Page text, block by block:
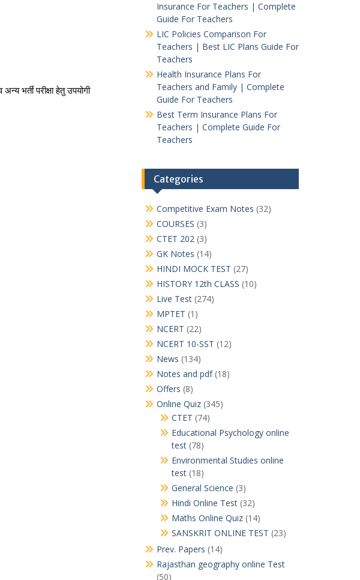
Insurance For Teachers | Complete
Guide For Teachers
LIC Policies Comparison For
Teachers | Best LIC Plans Guide For
Teachers
Health Insurance Plans For
Teachers and Family | Complete
Guide For Teachers
Best Term Insurance Plans For
Teachers | Complete Guide For
Teachers
Categories
Competitive Exam Notes (32)
COURSES (3)
CTET 202(3)
GK Notes (14)
HINDI MOCK TEST (27)
HISTORY 12th CLASS (10)
Live Test(274)
MPTET (1)
NCERT (22)
NCERT 10-SST (12)
News (134)
Notes and pdf(18)
Offers (8)
Online Quiz(345)
CTET (74)
Educational Psychology online
test(78)
Environmental Studies online
test(18)
General Science (3)
Hindi Online Test(32)
Maths Online Quiz(14)
SANSKRIT ONLINE TEST (23)
Prev. Papers (14)
Rajasthan geography online Test
(50)